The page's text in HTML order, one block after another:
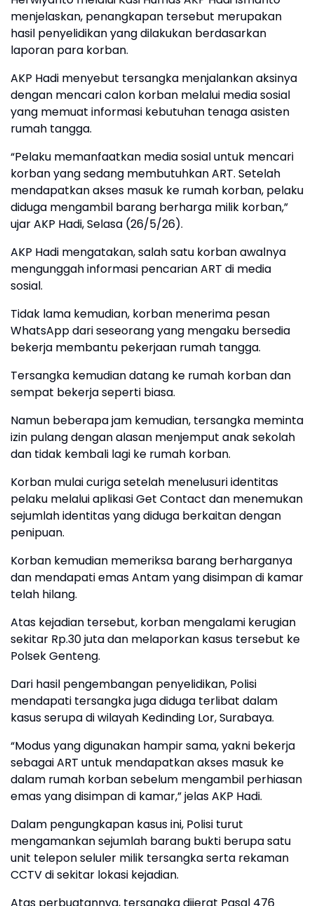
menjelaskan, penangkapan tersebut merupakan
hasil penyelidikan yang dilakukan berdasarkan
laporan para korban.
AKP Hadi menyebut tersangka menjalankan aksinya
dengan mencari calon korban melalui media sosial
yang memuat informasi kebutuhan tenaga asisten
rumah tangga.
“Pelaku memanfaatkan media sosial untuk mencari
korban yang sedang membutuhkan ART. Setelah
mendapatkan akses masuk ke rumah korban, pelaku
diduga mengambil barang berharga milik korban,”
ujar AKP Hadi, Selasa (26/5/26).
AKP Hadi mengatakan, salah satu korban awalnya
mengunggah informasi pencarian ART di media
sosial.
Tidak lama kemudian, korban menerima pesan
WhatsApp dari seseorang yang mengaku bersedia
bekerja membantu pekerjaan rumah tangga.
Tersangka kemudian datang ke rumah korban dan
sempat bekerja seperti biasa.
Namun beberapa jam kemudian, tersangka meminta
izin pulang dengan alasan menjemput anak sekolah
dan tidak kembali lagi ke rumah korban.
Korban mulai curiga setelah menelusuri identitas
pelaku melalui aplikasi Get Contact dan menemukan
sejumlah identitas yang diduga berkaitan dengan
penipuan.
Korban kemudian memeriksa barang berharganya
dan mendapati emas Antam yang disimpan di kamar
telah hilang.
Atas kejadian tersebut, korban mengalami kerugian
sekitar Rp.30 juta dan melaporkan kasus tersebut ke
Polsek Genteng.
Dari hasil pengembangan penyelidikan, Polisi
mendapati tersangka juga diduga terlibat dalam
kasus serupa di wilayah Kedinding Lor, Surabaya.
“Modus yang digunakan hampir sama, yakni bekerja
sebagai ART untuk mendapatkan akses masuk ke
dalam rumah korban sebelum mengambil perhiasan
emas yang disimpan di kamar,” jelas AKP Hadi.
Dalam pengungkapan kasus ini, Polisi turut
mengamankan sejumlah barang bukti berupa satu
unit telepon seluler milik tersangka serta rekaman
CCTV di sekitar lokasi kejadian.